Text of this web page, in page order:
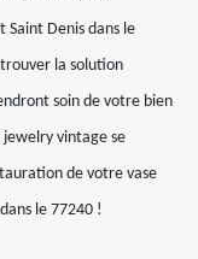
Denis dans le
la solution
soin de votre bien
vintage se
de votre vase
le 77240 !